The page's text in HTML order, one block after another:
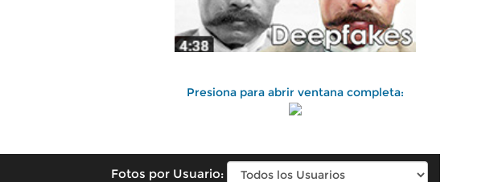
Presiona para abrir ventana completa:
Fotos por Usuario: